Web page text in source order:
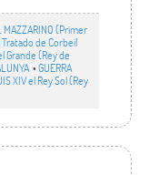
MAZZARINO (Primer
Tratado de Corbeil
Grande (Rey de
•GUERRA
XIV el Rey Sol (Rey